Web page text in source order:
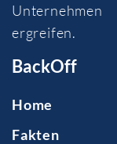
ergreifen.
BackOff
Home
Fakten